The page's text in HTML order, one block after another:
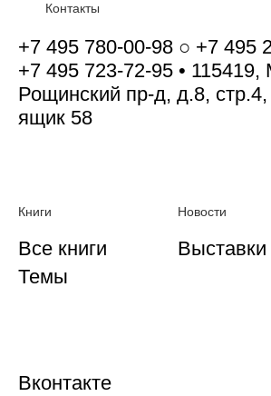
Контакты
+7 495 780-00-98 ○ +7 495
+7 495 723-72-95 • 115419,
Рощинский пр-д, д.8,
ящик 58
Книги
Все книги
Темы
Новости
Выставки
Вконтакте